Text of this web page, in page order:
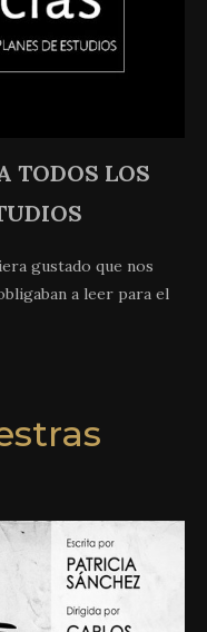
TODOS LOS
gustado que nos
a leer para el